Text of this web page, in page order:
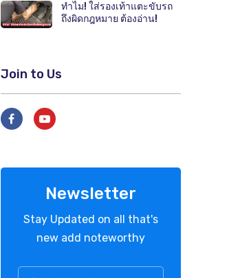
ทำไม! ใส่รองเท้าแตะขับรถ
ถึงผิดกฎหมาย ต้องอ่าน!
Join to Us
Newsletter
Stay Updated on all that's
new add noteworthy